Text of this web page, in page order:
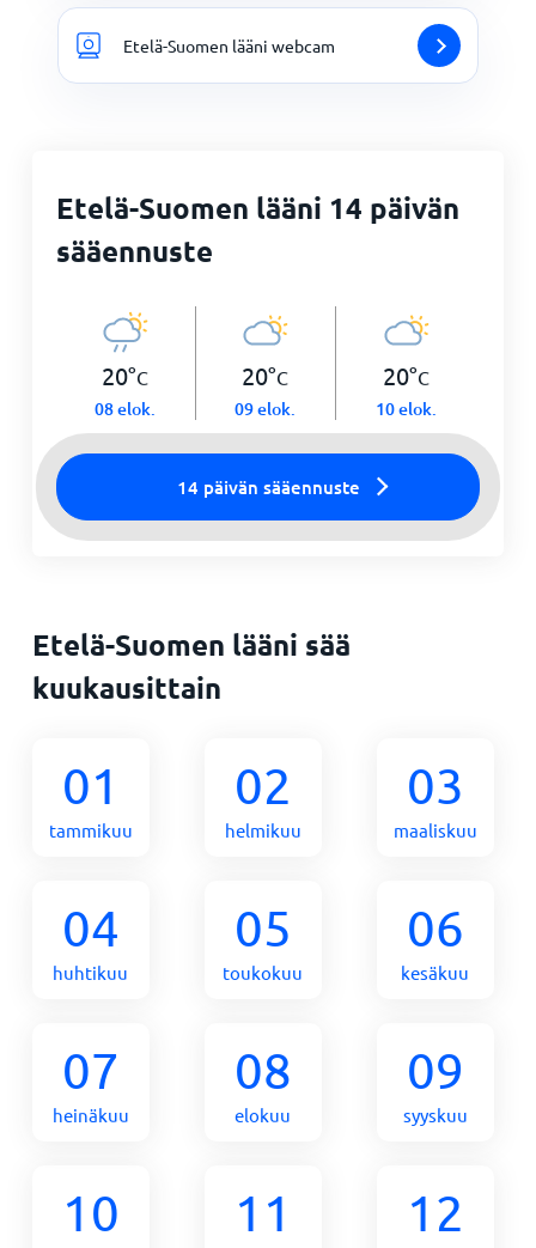
Etelä-Suomen lääni webcam
Etelä-Suomen lääni 14 päivän
sääennuste
20°C
08 elok.
20°C
09 elok.
20°C
10 elok.
14 päivän sääennuste
Etelä-Suomen lääni sää
kuukausittain
01
tammikuu
02
helmikuu
03
maaliskuu
04
huhtikuu
05
toukokuu
06
kesäkuu
07
heinäkuu
08
elokuu
09
syyskuu
10 11 12